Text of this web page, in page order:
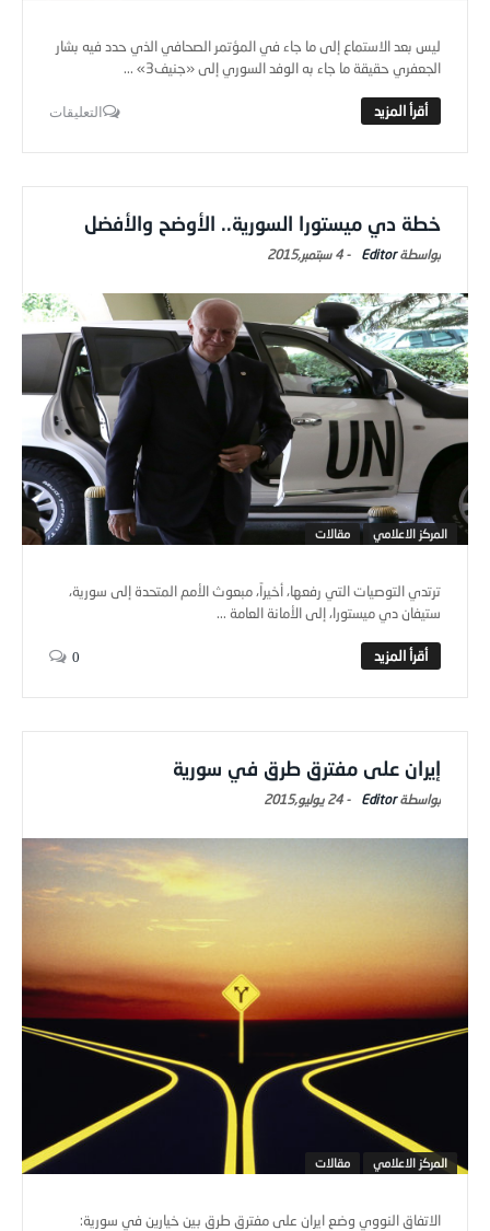
ليس بعد الاستماع إلى ما جاء في المؤتمر الصحافي الذي حدد فيه بشار
الجعفري حقيقة ما جاء به الوفد السوري إلى «جنيف3» ...
التعليقات
خطة دي ميستورا السورية.. الأوضح والأفضل
Editor
-4 سبتمبر,2015
المركز الاعلامي مقالات
ترتدي التوصيات التي رفعها، أخيراً، مبعوث الأمم المتحدة إلى سورية،
ستيفان دي ميستورا، إلى الأمانة العامة ...
0
إيران على مفترق طرق في سورية
Editor
-24 يوليو,2015
المركز الاعلامي مقالات
الاتفاق النووي وضع ايران على مفترق طرق بين خيارين في سورية: